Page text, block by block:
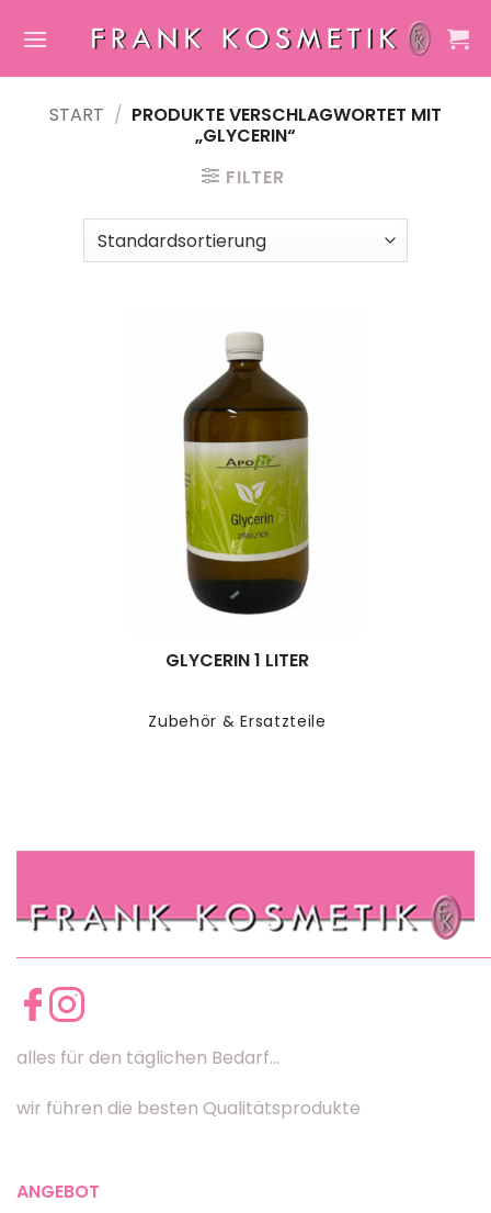
Inhalt
START / PRODUKTE VERSCHLAGWORTET MIT
„GLYCERIN“
FILTER
Zubehör & Ersatzteile
GLYCERIN 1 LITER
alles für den täglichen Bedarf...
wir führen die besten Qualitätsprodukte
ANGEBOT